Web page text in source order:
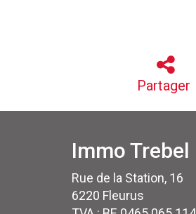
Partager
Immo Trebel
Rue de la Station, 16
6220 Fleurus